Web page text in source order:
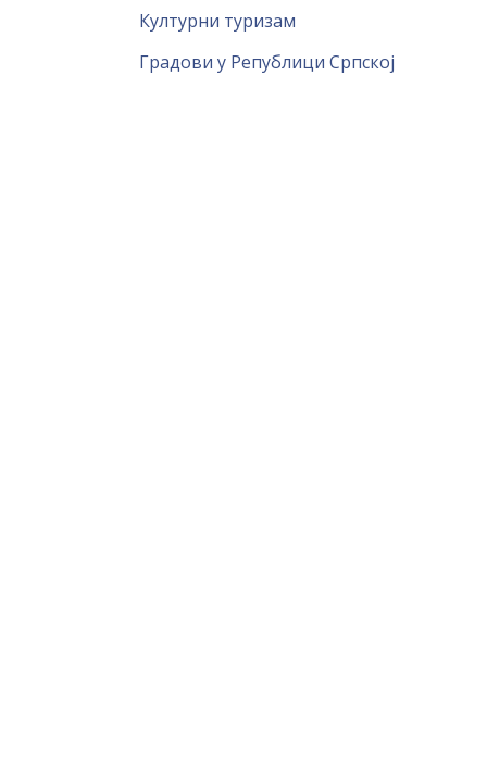
Културни туризам
Градови у Републици Српској